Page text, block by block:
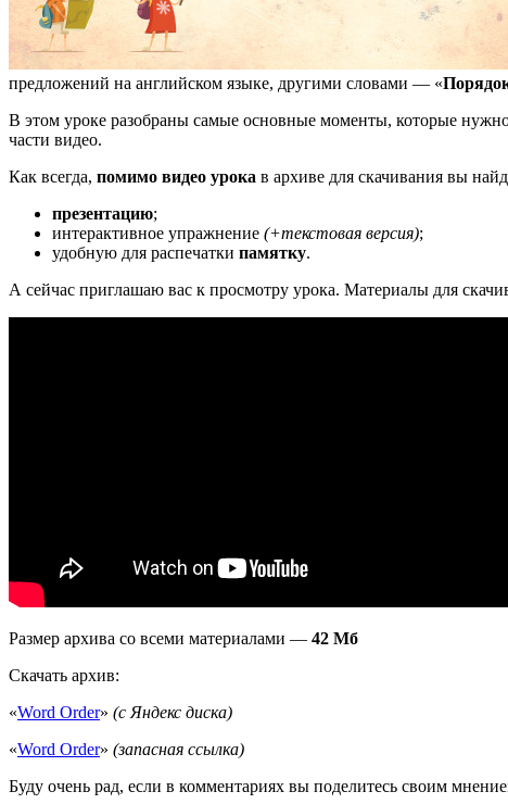
предложений на английском языке, другими словами — «
В этом уроке разобраны самые основные моменты, которые
части видео.
Как всегда, помимо видео урока в архиве для скачивания вы
презентацию;
интерактивное упражнение (+текстовая версия);
удобную для распечатки памятку.
А сейчас приглашаю вас к просмотру урока. Материалы для
Размер архива со всеми материалами — 42 Мб
Скачать архив:
«Word Order» (с Яндекс диска)
«Word Order» (запасная ссылка)
Буду очень рад, если в комментариях вы поделитесь своим